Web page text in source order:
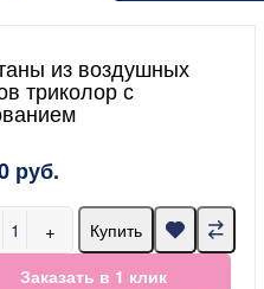
из воздушных
триколор с
руб.
+
Купить
Заказать в 1 клик